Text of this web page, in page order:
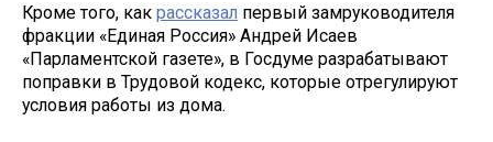
Кроме того, как рассказал первый замруководителя
фракции «Единая Россия» Андрей Исаев
«Парламентской газете», в Госдуме разрабатывают
поправки в Трудовой кодекс, которые отрегулируют
условия работы из дома.